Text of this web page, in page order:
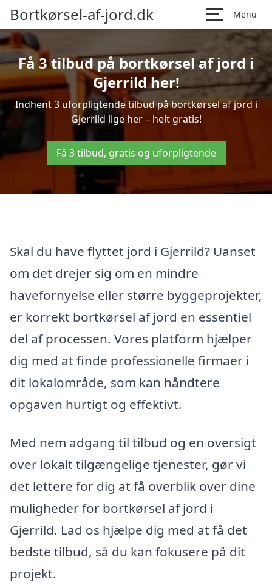
Bortkørsel-af-jord.dk Menu
Få 3 tilbud på bortkørsel af jord i
Gjerrild her!
Indhent 3 uforpligtende tilbud på bortkørsel af jord i
Gjerrild lige her – helt gratis!
Få 3 tilbud, gratis og uforpligtende
Skal du have flyttet jord i Gjerrild? Uanset
om det drejer sig om en mindre
havefornyelse eller større byggeprojekter,
er korrekt bortkørsel af jord en essentiel
del af processen. Vores platform hjælper
dig med at finde professionelle firmaer i
dit lokalområde, som kan håndtere
opgaven hurtigt og effektivt.
Med nem adgang til tilbud og en oversigt
over lokalt tilgængelige tjenester, gør vi
det lettere for dig at få overblik over dine
muligheder for bortkørsel af jord i
Gjerrild. Lad os hjælpe dig med at få det
bedste tilbud, så du kan fokusere på dit
projekt.